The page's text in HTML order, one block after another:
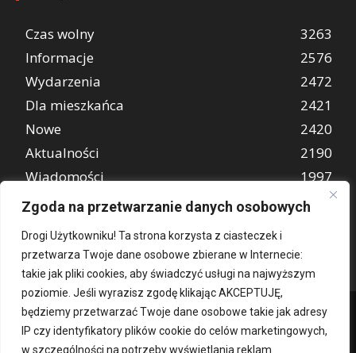
Zgoda na przetwarzanie danych osobowych
Drogi Użytkowniku! Ta strona korzysta z ciasteczek i
przetwarza Twoje dane osobowe zbierane w Internecie:
takie jak pliki cookies, aby świadczyć usługi na najwyższym
poziomie. Jeśli wyrazisz zgodę klikając AKCEPTUJĘ,
będziemy przetwarzać Twoje dane osobowe takie jak adresy
IP czy identyfikatory plików cookie do celów marketingowych,
w szczególności na potrzeby wyświetlania reklam
Czas wolny
3263
Informacje
2576
Wydarzenia
2472
Dla mieszkańca
2421
Nowe
2420
Aktualności
2190
Wiadomości
1997
REKLAMA
849